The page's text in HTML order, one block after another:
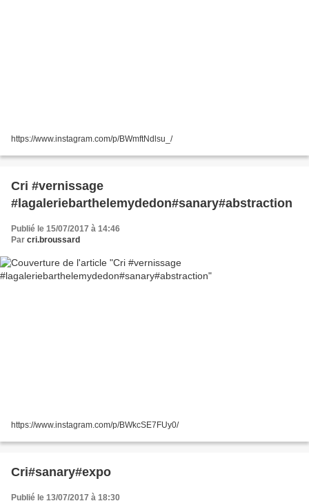
https://www.instagram.com/p/BWmftNdlsu_/
Cri #vernissage
#lagaleriebarthelemydedon#sanary#abstraction
Publié le 15/07/2017 à 14:46
Par cri.broussard
https://www.instagram.com/p/BWkcSE7FUy0/
Cri#sanary#expo
Publié le 13/07/2017 à 18:30